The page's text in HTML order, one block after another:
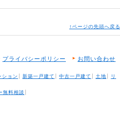
って、自宅からほど近いスーパー銭
今一度よく考えてみた。 ・両親が暮
然が近い ・スーパー銭湯が多い ・
人が明るい 少し熱めの源泉に浸かっ
のは、以上の理由だ。そしてこれら
地がいいから」ということになる。
↑ページの先頭へ戻る
プライバシーポリシー お問い合わせ
ション 新築一戸建て 中古一戸建て 土地
リ
無料相談